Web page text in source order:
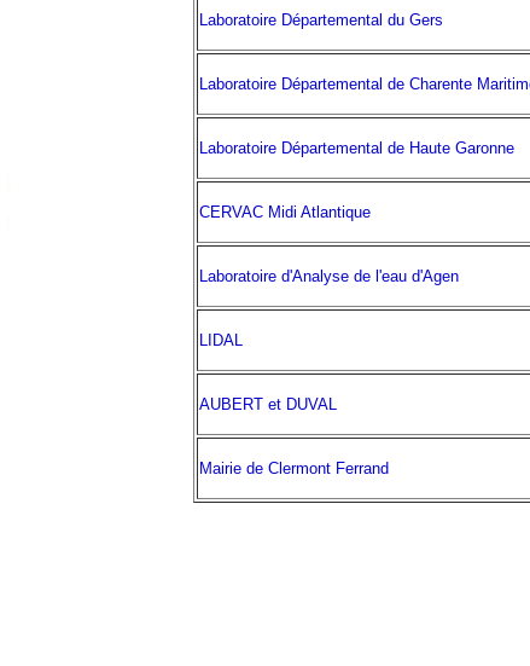
Laboratoire Départemental du Gers
Laboratoire Départemental de Charente
Laboratoire Départemental de Haute Garonne
CERVAC Midi Atlantique
Laboratoire d'Analyse de l'eau d'Agen
LIDAL
AUBERT et DUVAL
Mairie de Clermont Ferrand